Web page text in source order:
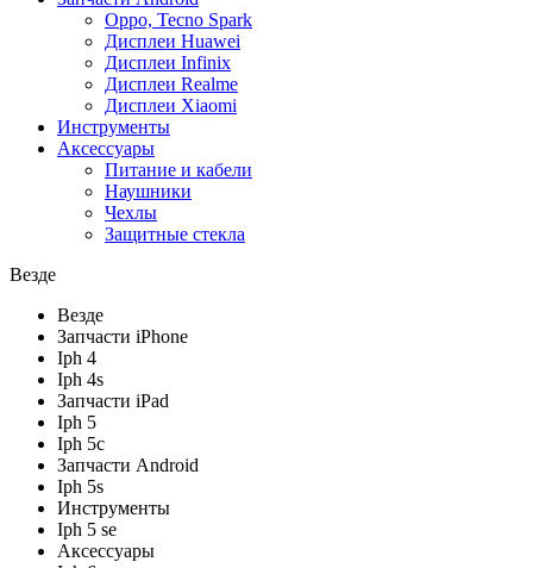
Oppo, Tecno Spark
Дисплеи Huawei
Дисплеи Infinix
Дисплеи Realme
Дисплеи Xiaomi
Инструменты
Аксессуары
Питание и кабели
Наушники
Чехлы
Защитные стекла
Везде
Везде
Запчасти iPhone
Iph 4
Iph 4s
Запчасти iPad
Iph 5
Iph 5c
Запчасти Android
Iph 5s
Инструменты
Iph 5 se
Аксессуары